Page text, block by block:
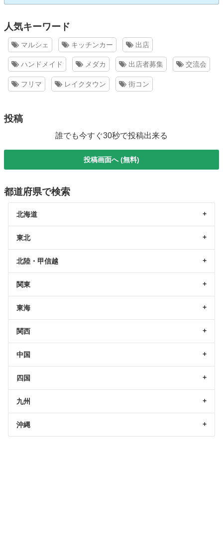
人気キーワード
マルシェ キッチンカー 出店
ハンドメイド メダカ 出店者募集 交流会
フリマ レイクタウン 街コン
投稿
誰でも今すぐ30秒で投稿出来る
投稿画面へ (無料)
都道府県で検索
北海道
東北
北陸・甲信越
関東
東海
関西
中国
四国
九州
沖縄